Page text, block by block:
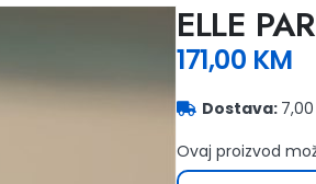
ELLE
171,00 KM
Dostava:
Ovaj proizvod